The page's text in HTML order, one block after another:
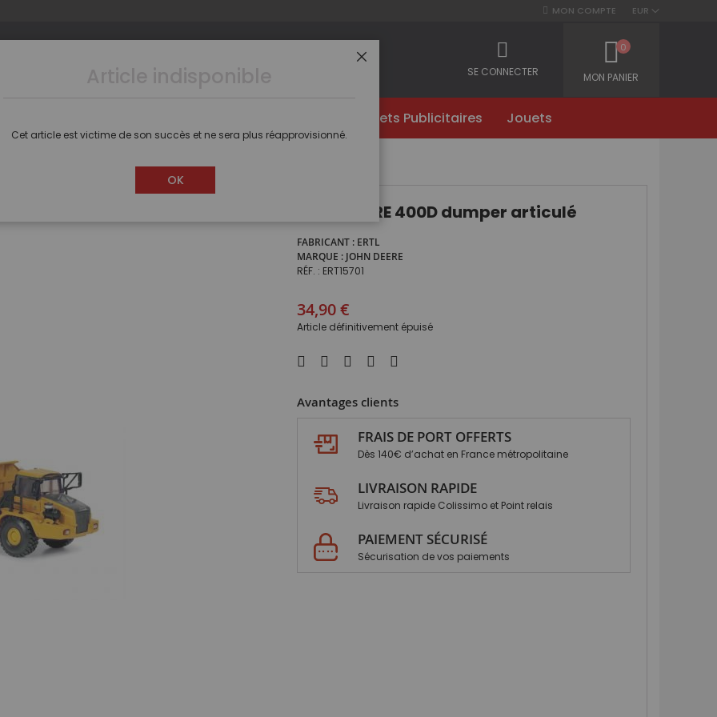
EUR
MON COMPTE
MON PANIER
0
SE CONNECTER
Objets Publicitaires Jouets
400D dumper articulé
JOHN DEERE 400D dumper articulé
FABRICANT
ERTL
MARQUE JOHN DEERE
RÉF.
ERT15701
34,90 €
Article définitivement épuisé
Avantages clients
FRAIS DE PORT OFFERTS
Dès 140€ d’achat en France métropolitaine
LIVRAISON RAPIDE
Livraison rapide Colissimo et Point relais
PAIEMENT SÉCURISÉ
Sécurisation de vos paiements
Cet article est victime de son succès et ne sera plus réapprovisionné.
OK